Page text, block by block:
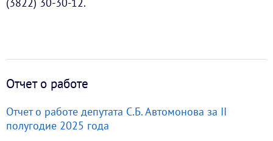
Отчет о работе
Отчет о работе депутата С.Б. Автомонова за II
полугодие 2025 года